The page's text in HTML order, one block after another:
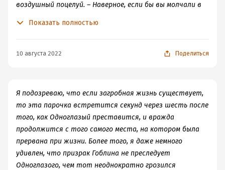
воздушный поцелуй. – Наверное, если бы вы молчали в
Показать полностью
10 августа 2022 Поделиться
Я подозреваю, что если загробная жизнь существует,
то эта парочка встретится секунд через шесть после
того, как Одноглазый преставится, и вражда
продолжится с того самого места, на котором была
прервана при жизни. Более того, я даже немного
удивлен, что призрак Гоблина не преследует
Одноглазого, чем тот неоднократно грозился